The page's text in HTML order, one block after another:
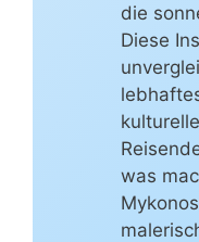
die
Diese
was